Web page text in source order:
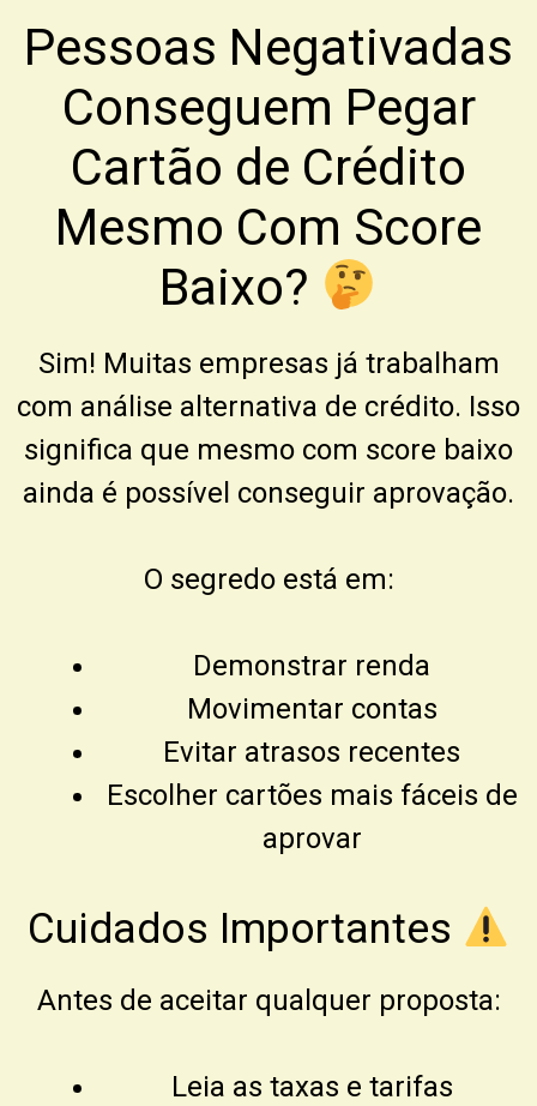
Pessoas Negativadas
Conseguem Pegar
Cartão de Crédito
Mesmo Com Score
Baixo?
Sim! Muitas empresas já trabalham
com análise alternativa de crédito. Isso
significa que mesmo com score baixo
ainda é possível conseguir aprovação.
O segredo está em:
Demonstrar renda
Movimentar contas
Evitar atrasos recentes
Escolher cartões mais fáceis de
aprovar
Cuidados Importantes
Antes de aceitar qualquer proposta:
Leia as taxas e tarifas